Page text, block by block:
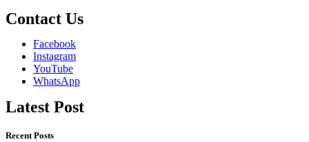
Contact Us
Facebook
Instagram
YouTube
WhatsApp
Latest Post
Recent Posts